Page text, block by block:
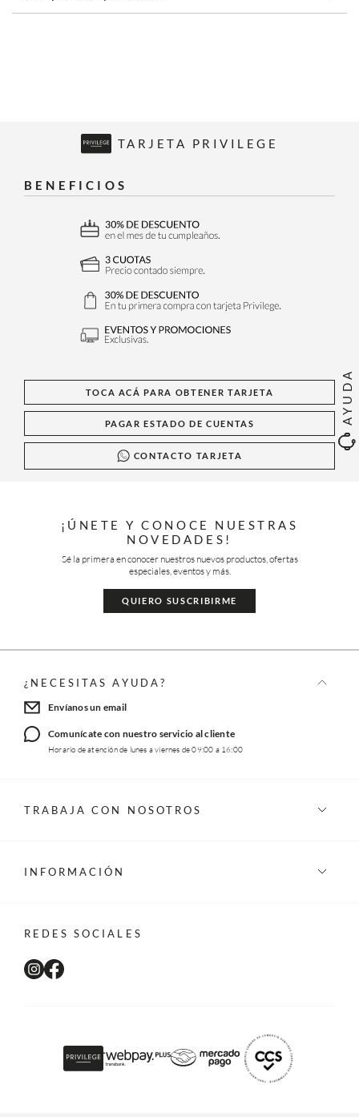
AYUDA
TARJETA PRIVILEGE
BENEFICIOS
TOCA ACÁ PARA OBTENER TARJETA
PAGAR ESTADO DE CUENTAS
CONTACTO TARJETA
¡ÚNETE Y CONOCE NUESTRAS
NOVEDADES!
Sé la primera en conocer nuestros nuevos productos, ofertas
especiales, eventos y más.
QUIERO SUSCRIBIRME
¿NECESITAS AYUDA?
Envíanos un email
Comunícate con nuestro servicio al cliente
Horario de atención de lunes a viernes de 09:00 a 16:00
TRABAJA CON NOSOTROS
INFORMACIÓN
REDES SOCIALES